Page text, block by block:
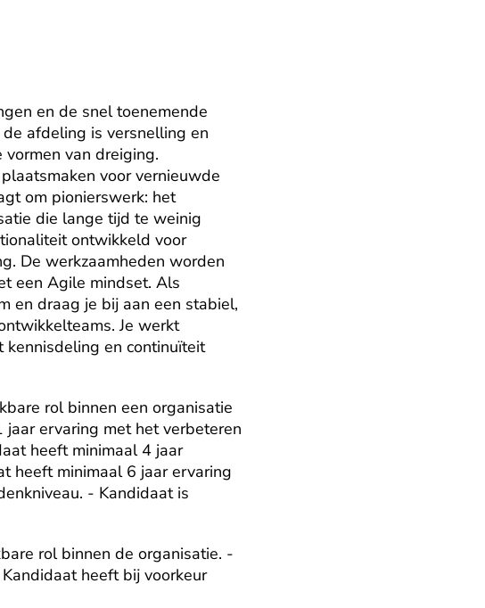
en de snel toenemende
afdeling is versnelling en
van dreiging.
voor vernieuwde
om pionierswerk: het
die lange tijd te weinig
ontwikkeld voor
De werkzaamheden worden
een Agile mindset. Als
en draag je bij aan een stabiel,
Je werkt
kennisdeling en continuïteit
rol binnen een organisatie
ervaring met het verbeteren
heeft minimaal 4 jaar
heeft minimaal 6 jaar ervaring
- Kandidaat is
rol binnen de organisatie. -
heeft bij voorkeur